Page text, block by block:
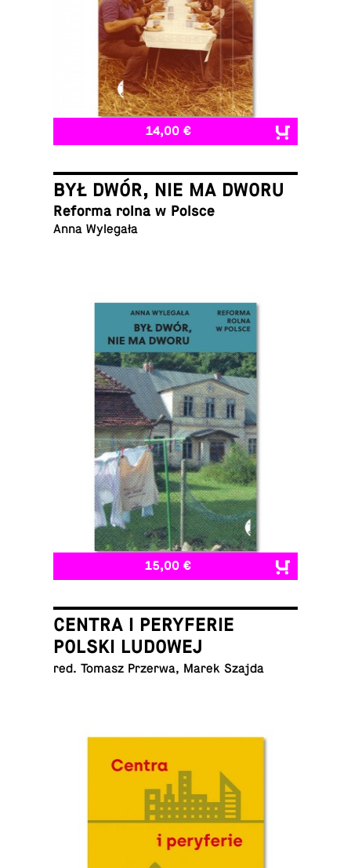
14,00 €
BYŁ DWÓR, NIE MA DWORU
Reforma rolna w Polsce
Anna Wylegała
15,00 €
CENTRA I PERYFERIE
POLSKI LUDOWEJ
red. Tomasz Przerwa, Marek Szajda